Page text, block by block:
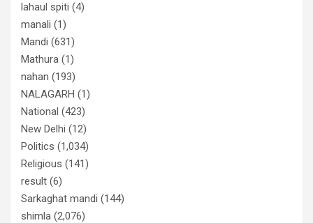
lahaul spiti (4)
manali (1)
Mandi (631)
Mathura (1)
nahan (193)
NALAGARH (1)
National (423)
New Delhi (12)
Politics (1,034)
Religious (141)
result (6)
Sarkaghat mandi (144)
shimla (2,076)